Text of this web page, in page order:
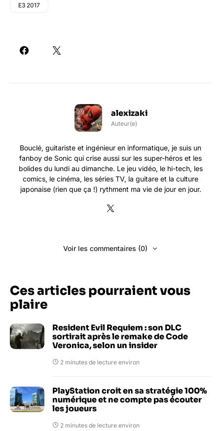
E3 2017
alexizaki
Auteur(e)
Bouclé, guitariste et ingénieur en informatique, je suis un
fanboy de Sonic qui crise aussi sur les super-héros et les
bolides du lundi au dimanche. Le jeu vidéo, le hi-tech, les
comics, le cinéma, les séries TV, la guitare et la culture
japonaise (rien que ça !) rythment ma vie de jour en jour.
Voir les commentaires (0)
Ces articles pourraient vous
plaire
Resident Evil Requiem : son DLC
sortirait après le remake de Code
Veronica, selon un insider
2 minutes de lecture environ
PlayStation croit en sa stratégie 100%
numérique et ne compte pas écouter
les joueurs
2 minutes de lecture environ